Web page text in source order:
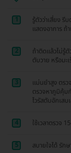
1
รู้ตัวว่าเสี่ยง รี
แสดงอาการ ถ้
2
ถ้าติดแล้วไม่รู้
ตับวาย หรือมะ
3
แม่นยำสูง ตรว
ตรวจหาภูมิคุ้ม
ไวรัสตับอักเสบ
4 ใช้เวลาตรวจ
5 สบายใจได้ รัก